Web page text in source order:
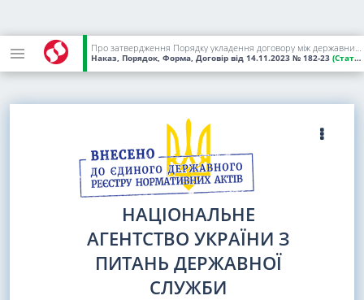
Про затвердження Порядку укладення договору між державним службовцем / посадовою особою місцевого самоврядування і органом, який направляє, про направлення державного службовця / посадової особи місцевого самоврядування на професійне навчання за кордон та типової форми такого договору
Наказ, Порядок, Форма, Договір від 14.11.2023 № 182-23 (Статус:
НАЦІОНАЛЬНЕ
АГЕНТСТВО УКРАЇНИ З
ПИТАНЬ ДЕРЖАВНОЇ
СЛУЖБИ